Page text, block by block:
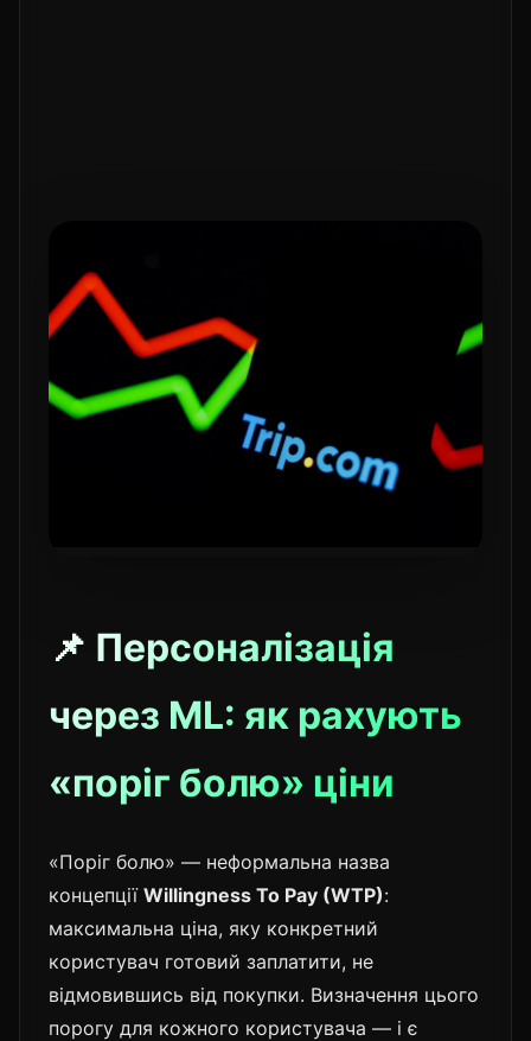
📌 Персоналізація
через ML: як рахують
«поріг болю» ціни
«Поріг болю» — неформальна назва
концепції Willingness To Pay (WTP):
максимальна ціна, яку конкретний
користувач готовий заплатити, не
відмовившись від покупки. Визначення цього
порогу для кожного користувача — і є